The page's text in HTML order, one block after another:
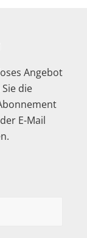
Angebot
die
E-Mail